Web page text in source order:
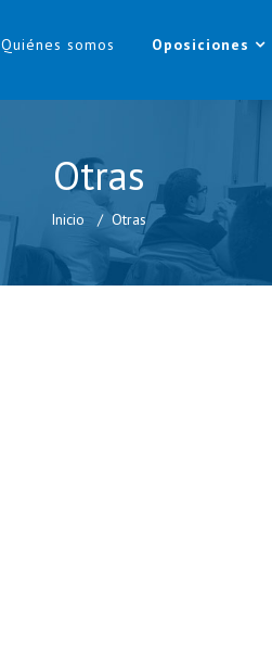
Quiénes somos Oposiciones
Otras
Inicio Otras